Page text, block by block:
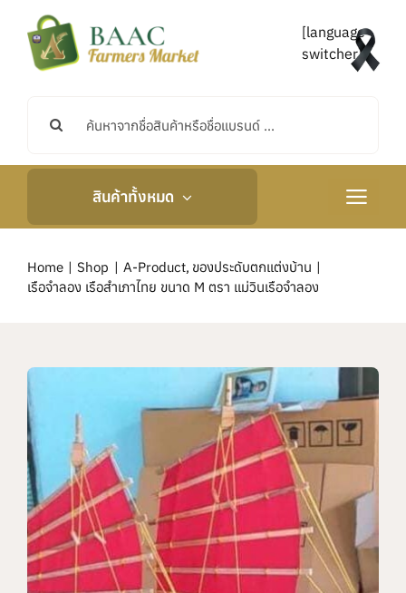
content
[language-
switcher]
สินค้าทั้งหมด
Toggle
กิจกรรมและข่าวสาร
แบรนด์ทั้งหมด
การสั่งซื้อสินค้า
คำถามที่พบบ่อย
Home Shop A-Product ของประดับตกแต่งบ้าน
เรือจำลอง เรือสำเภาไทย ขนาด M ตรา แม่วินเรือจำลอง